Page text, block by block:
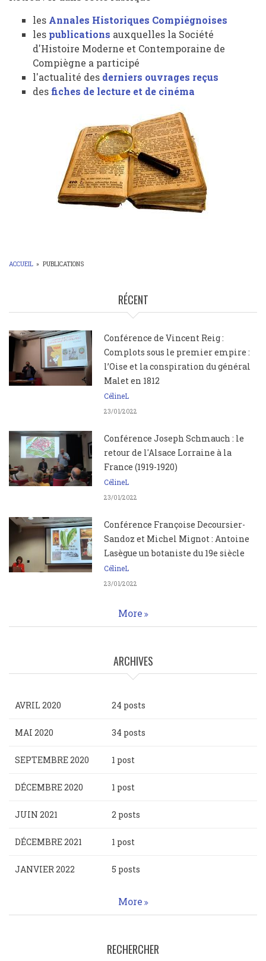
les Annales Historiques Compiégnoises
les publications auxquelles la Société
d'Histoire Moderne et Contemporaine de
Compiègne a participé
l'actualité des derniers ouvrages reçus
des fiches de lecture et de cinéma
ACCUEIL » PUBLICATIONS
RÉCENT
Conférence de Vincent Reig :
Complots sous le premier empire :
l’Oise et la conspiration du général
Malet en 1812
CélineL
23/01/2022
Conférence Joseph Schmauch : le
retour de l'Alsace Lorraine à la
France (1919-1920)
CélineL
23/01/2022
Conférence Françoise Decoursier-
Sandoz et Michel Mignot : Antoine
Lasègue un botaniste du 19e siècle
CélineL
23/01/2022
More
ARCHIVES
AVRIL 2020 24 posts
MAI 2020 34 posts
SEPTEMBRE 2020 1 post
DÉCEMBRE 2020 1 post
JUIN 2021 2 posts
DÉCEMBRE 2021 1 post
JANVIER 2022 5 posts
More
RECHERCHER